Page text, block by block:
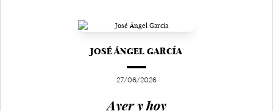
JOSÉ ÁNGEL GARCÍA
27/06/2026
Ayer y hoy